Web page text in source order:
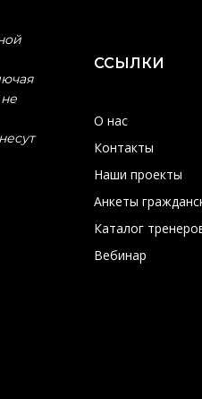
ССЫЛКИ
О нас
Контакты
Наши проекты
Анкеты
Каталог
Вебинар